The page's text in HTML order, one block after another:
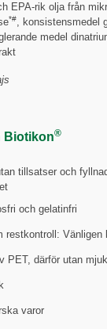
EPA-rik olja från
*#, konsistensmedel
medel
Biotikon®
tillsatser och
och gelatinfri
restkontroll:
PET, därför utan
varor